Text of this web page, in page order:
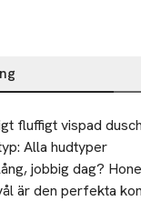
fluffigt vispad
: Alla hudtyper
jobbig dag?
är den perfekta